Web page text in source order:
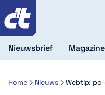
Nieuwsbrief Magazine
Home Nieuws Webtip: